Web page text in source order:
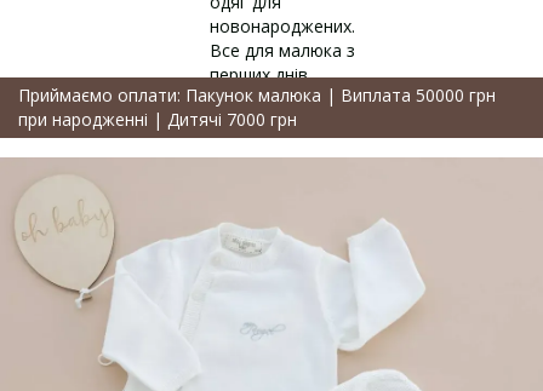
Приймаємо оплати: Пакунок малюка | Виплата 50000 грн
при народженні | Дитячі 7000 грн